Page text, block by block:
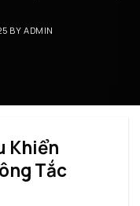
BY ADMIN
Khiển
Tắc